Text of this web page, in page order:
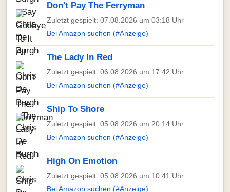
Don't Pay The Ferryman
Zuletzt gespielt: 07.08.2026 um 03:18 Uhr
Bei Amazon suchen (#Anzeige)
The Lady In Red
Zuletzt gespielt: 06.08.2026 um 17:42 Uhr
Bei Amazon suchen (#Anzeige)
Ship To Shore
Zuletzt gespielt: 05.08.2026 um 20:14 Uhr
Bei Amazon suchen (#Anzeige)
High On Emotion
Zuletzt gespielt: 05.08.2026 um 10:41 Uhr
Bei Amazon suchen (#Anzeige)